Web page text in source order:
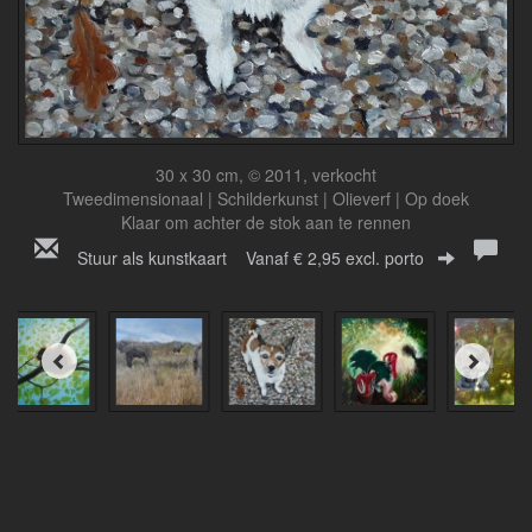
30 x 30 cm, © 2011, verkocht
Tweedimensionaal | Schilderkunst | Olieverf | Op doek
Klaar om achter de stok aan te rennen
Stuur als kunstkaart Vanaf € 2,95 excl. porto